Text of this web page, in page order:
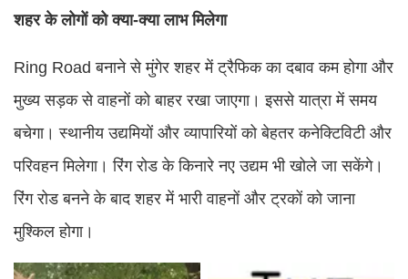
शहर के लोगों को क्या-क्या लाभ मिलेगा
Ring Road बनाने से मुंगेर शहर में ट्रैफिक का दबाव कम होगा और
मुख्य सड़क से वाहनों को बाहर रखा जाएगा। इससे यात्रा में समय
बचेगा। स्थानीय उद्यमियों और व्यापारियों को बेहतर कनेक्टिविटी और
परिवहन मिलेगा। रिंग रोड के किनारे नए उद्यम भी खोले जा सकेंगे।
रिंग रोड बनने के बाद शहर में भारी वाहनों और ट्रकों को जाना
मुश्किल होगा।